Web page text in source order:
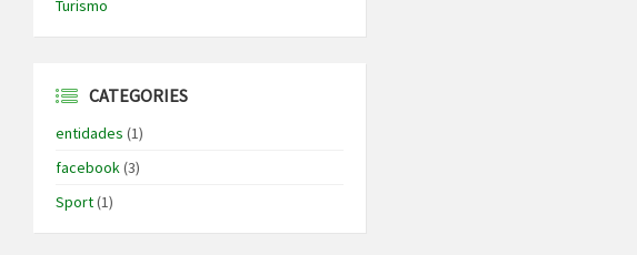
Turismo
CATEGORIES
entidades (1)
facebook(3)
Sport(1)